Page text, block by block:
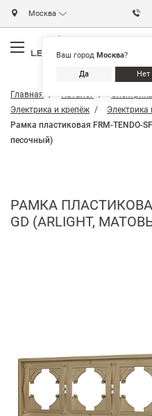
Москва
Ваш город Москва?
Да Нет
Главная Каталог
Электрика и крепёж
Электрика
Рамка пластиковая FRM-TENDO-
песочный)
РАМКА ПЛАСТИКОВАЯ
GD (ARLIGHT,